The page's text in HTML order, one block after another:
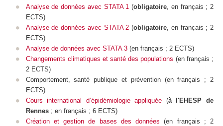
Analyse de données avec STATA 1 (obligatoire, en français ; 2
ECTS)
Analyse de données avec STATA 2 (obligatoire, en français ; 2
ECTS)
Analyse de données avec STATA 3(en français ; 2 ECTS)
Changements climatiques et santé des populations (en français ;
2 ECTS)
Comportement, santé publique et prévention (en français ; 2
ECTS)
Cours international d’épidémiologie appliquée (à l'EHESP de
Rennes; en français ; 6 ECTS)
Création et gestion de bases des données (en français ; 2